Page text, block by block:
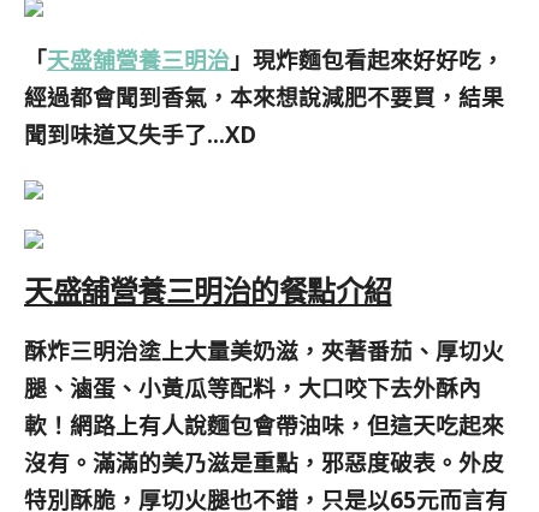
「天盛舖營養三明治 」現炸麵包看起來好好吃，
經過都會聞到香氣，本來想說減肥不要買，結果
聞到味道又失手了…XD
天盛舖營養三明治的餐點介紹
酥炸三明治塗上大量美奶滋，夾著番茄、厚切火
腿、滷蛋、小黃瓜等配料，大口咬下去外酥內
軟！網路上有人說麵包會帶油味，但這天吃起來
沒有。滿滿的美乃滋是重點，邪惡度破表。外皮
特別酥脆，厚切火腿也不錯，只是以65元而言有